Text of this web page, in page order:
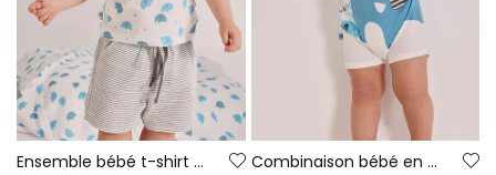
Ensemble bébé t-shirt coton imprimé Combinaison bébé en coton blanc